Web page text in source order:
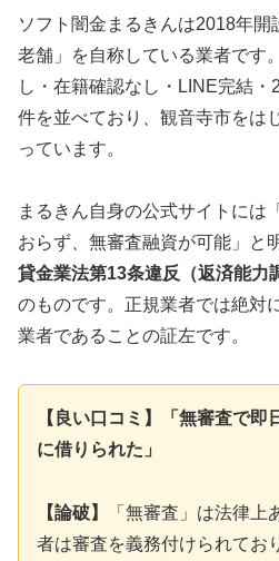
ソフト闇金まるきんは2018年
老舗」を自称している業者です
し・在籍確認なし・LINE完結
件を並べており、観音寺市をは
っています。
まるきん自身の公式サイトには
おらず、無審査融資が可能」と
貸金業法第13条違反（返済能力
のものです。正規業者では絶対
業者であることの証左です。
【良い口コミ】「無審査で
に借りられた」
【論破】
「無審査」は法律上
者は審査を義務付けられてお